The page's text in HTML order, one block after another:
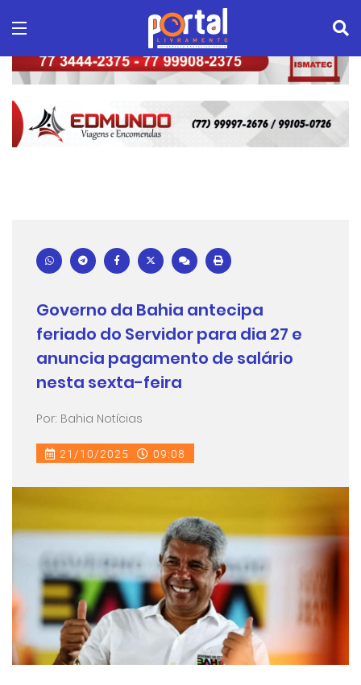
Governo da Bahia antecipa
feriado do Servidor para dia 27 e
anuncia pagamento de salário
nesta sexta-feira
Por: Bahia Notícias
21/10/2025 09:08